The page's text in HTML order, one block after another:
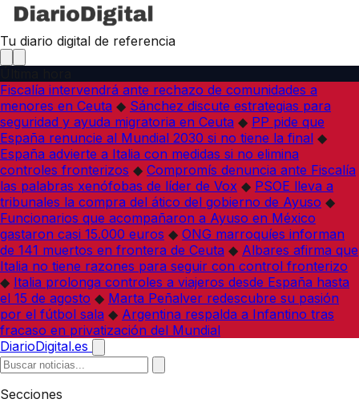
Tu diario digital de referencia
Fiscalía intervendrá ante rechazo de comunidades a
menores en Ceuta ◆ Sánchez discute estrategias para
seguridad y ayuda migratoria en Ceuta ◆ PP pide que
España renuncie al Mundial 2030 si no tiene la final ◆
España advierte a Italia con medidas si no elimina
controles fronterizos ◆ Compromís denuncia ante Fiscalía
las palabras xenófobas de líder de Vox ◆ PSOE lleva a
tribunales la compra del ático del gobierno de Ayuso ◆
Funcionarios que acompañaron a Ayuso en México
gastaron casi 15.000 euros ◆ ONG marroquíes informan
de 141 muertos en frontera de Ceuta ◆ Albares afirma que
Italia no tiene razones para seguir con control fronterizo
◆ Italia prolonga controles a viajeros desde España hasta
el 15 de agosto ◆ Marta Peñalver redescubre su pasión
por el fútbol sala ◆ Argentina respalda a Infantino tras
fracaso en privatización del Mundial
DiarioDigital.es
Secciones